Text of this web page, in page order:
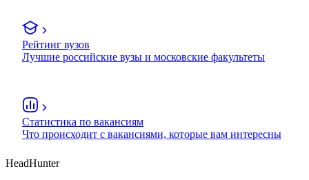
Рейтинг вузов
Лучшие российские вузы и московские факультеты
Статистика по вакансиям
Что происходит с вакансиями, которые вам интересны
HeadHunter